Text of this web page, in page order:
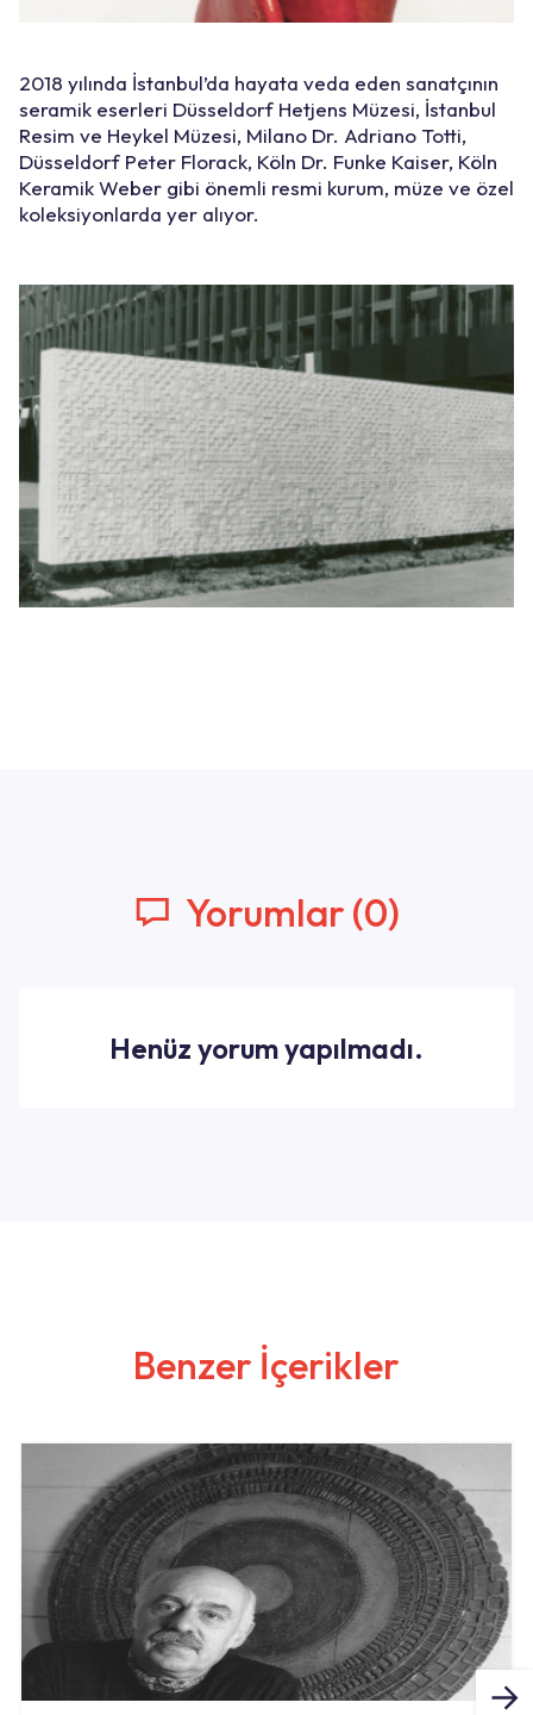
2018 yılında İstanbul’da hayata veda eden sanatçının
seramik eserleri Düsseldorf Hetjens Müzesi, İstanbul
Resim ve Heykel Müzesi, Milano Dr. Adriano Totti,
Düsseldorf Peter Florack, Köln Dr. Funke Kaiser, Köln
Keramik Weber gibi önemli resmi kurum, müze ve özel
koleksiyonlarda yer alıyor.
Yorumlar (0)
Henüz yorum yapılmadı.
Benzer İçerikler